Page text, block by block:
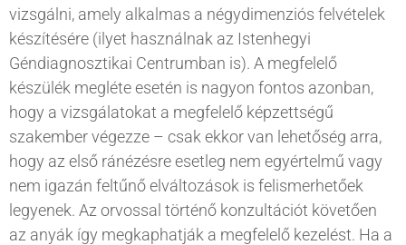
vizsgálni, amely alkalmas a négydimenziós felvételek
készítésére (ilyet használnak az Istenhegyi
Géndiagnosztikai Centrumban is). A megfelelő
készülék megléte esetén is nagyon fontos azonban,
hogy a vizsgálatokat a megfelelő képzettségű
szakember végezze – csak ekkor van lehetőség arra,
hogy az első ránézésre esetleg nem egyértelmű vagy
nem igazán feltűnő elváltozások is felismerhetőek
legyenek. Az orvossal történő konzultációt követően
az anyák így megkaphatják a megfelelő kezelést. Ha a